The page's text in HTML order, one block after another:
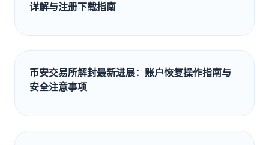
详解与注册下载指南
币安交易所解封最新进展：账户恢复操作指南与
安全注意事项